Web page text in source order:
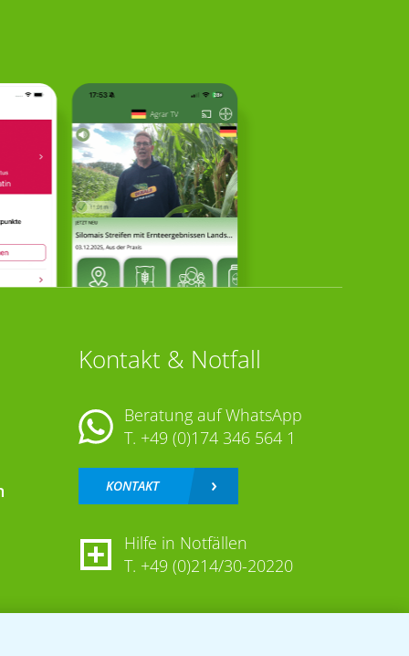
Kontakt & Notfall
Beratung auf WhatsApp
T. +49 (0)174 346 564 1
KONTAKT
Hilfe in Notfällen
T. +49 (0)214/30-20220